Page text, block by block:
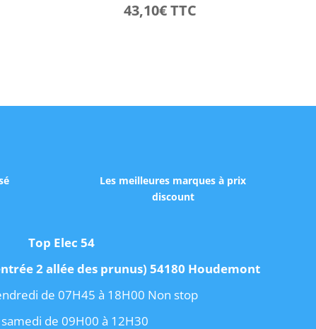
43,10€TTC
Les meilleures marques à prix
discount
Top Elec 54
2 allée des prunus) 54180 Houdemont
de 07H45 à 18H00 Non stop
de 09H00 à 12H30